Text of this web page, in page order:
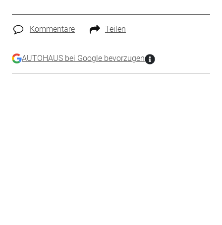
Kommentare Teilen
AUTOHAUS bei Google bevorzugen